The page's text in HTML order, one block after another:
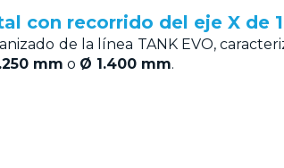
con recorrido del eje X de
de la línea TANK EVO,
mm o Ø 1.400 mm.